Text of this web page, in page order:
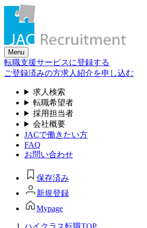
Skip
content
Menu
転職支援サービスに登録する
ご登録済みの方求人紹介を申し込む
求人検索
転職希望者
採用担当者
会社概要
JACで働きたい方
FAQ
お問い合わせ
保存済み
新規登録
Mypage
ハイクラス転職TOP